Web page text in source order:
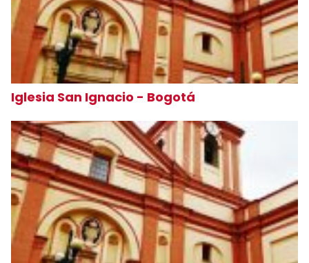
Iglesia San Ignacio - Bogotá